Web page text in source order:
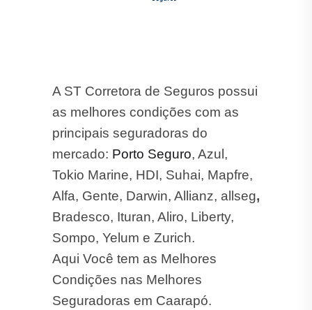
mercado:Porto Seguro, Azul,
Tokio Marine, HDI, Suhai, Mapfre,
Alfa, Gente, Darwin, Allianz, allseg
Bradesco, Ituran, Aliro, Liberty,
Sompo, Yelum e Zurich.
Aqui Você tem as Melhores
Condições nas Melhores
Seguradoras em Caarapó.
Confira!